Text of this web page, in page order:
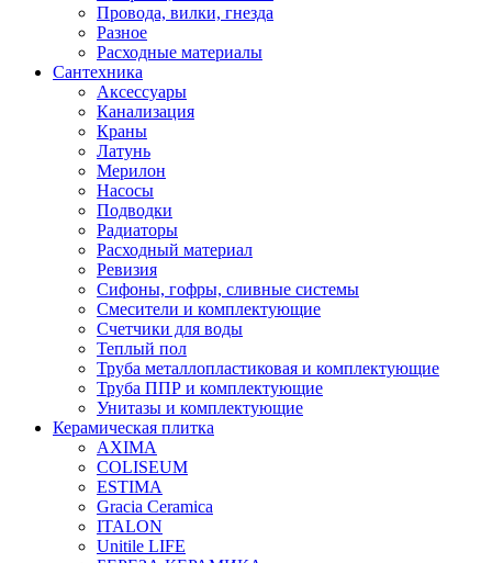
Провода, вилки, гнезда
Разное
Расходные материалы
Сантехника
Аксессуары
Канализация
Краны
Латунь
Мерилон
Насосы
Подводки
Радиаторы
Расходный материал
Ревизия
Сифоны, гофры, сливные системы
Смесители и комплектующие
Счетчики для воды
Теплый пол
Труба металлопластиковая и комплектующие
Труба ППР и комплектующие
Унитазы и комплектующие
Керамическая плитка
AXIMA
COLISEUM
ESTIMA
Gracia Ceramica
ITALON
Unitile LIFE